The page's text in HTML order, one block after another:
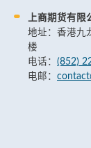
上商期货有限
地址：香港九
楼
电话： (852)
电邮：